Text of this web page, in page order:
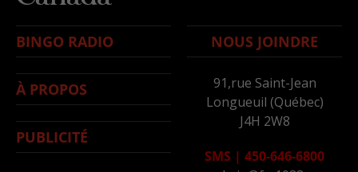
BINGO RADIO
À PROPOS
PUBLICITÉ
NOUS JOINDRE
91,rue Saint-Jean
Longueuil (Québec)
J4H 2W8
SMS | 450-646-6800